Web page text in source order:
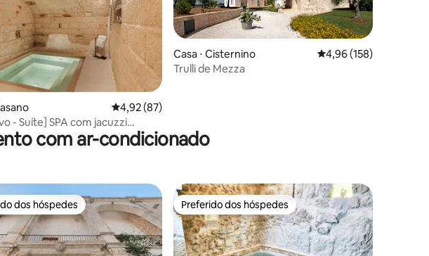
média de 5, 29 avaliações
4,92 de uma avaliação média de 5, 87 avaliações
4,92 (87)
- Suíte] SPA com jacuzzi
Casa ⋅ Cisternino 4,96 de uma avaliação
4,96 (158)
Trulli de Mezza
com ar-condicionado
dos hóspedes
dos hóspedes Preferido dos hóspedes
Preferido dos hóspedes